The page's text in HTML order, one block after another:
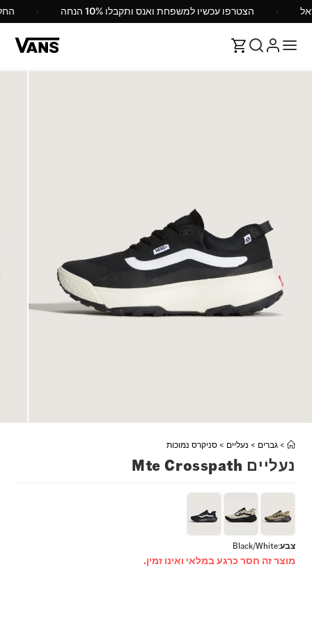
הצטרפו עכשיו למשפחת ואנס ותקבלו 10% הנחה
> גברים > נעליים > סניקרס נמוכות
נעליים Mte Crosspath
צבע:
Black/White
מוצר זה חסר כרגע במלאי ואינו זמין.